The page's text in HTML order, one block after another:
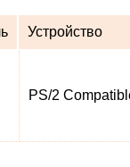
Устройство
PS/2